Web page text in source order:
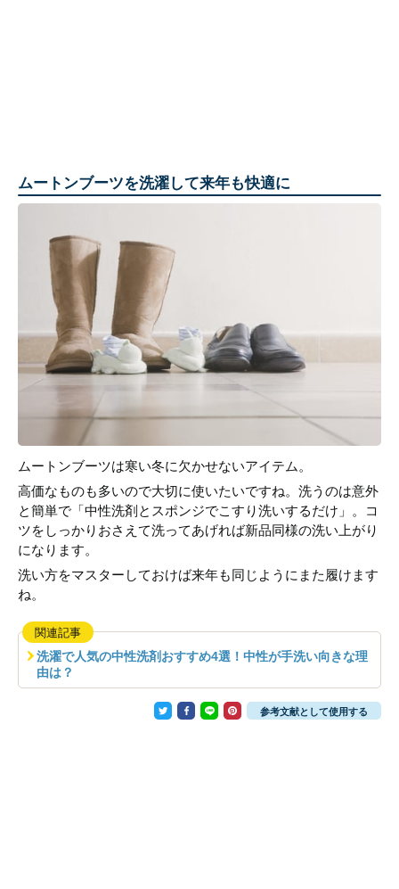
ムートンブーツを洗濯して来年も快適に
ムートンブーツは寒い冬に欠かせないアイテム。
高価なものも多いので大切に使いたいですね。洗うのは意外
と簡単で「中性洗剤とスポンジでこすり洗いするだけ」。コ
ツをしっかりおさえて洗ってあげれば新品同様の洗い上がり
になります。
洗い方をマスターしておけば来年も同じようにまた履けます
ね。
関連記事
洗濯で人気の中性洗剤おすすめ4選！中性が手洗い向きな理
由は？
参考文献として使用する